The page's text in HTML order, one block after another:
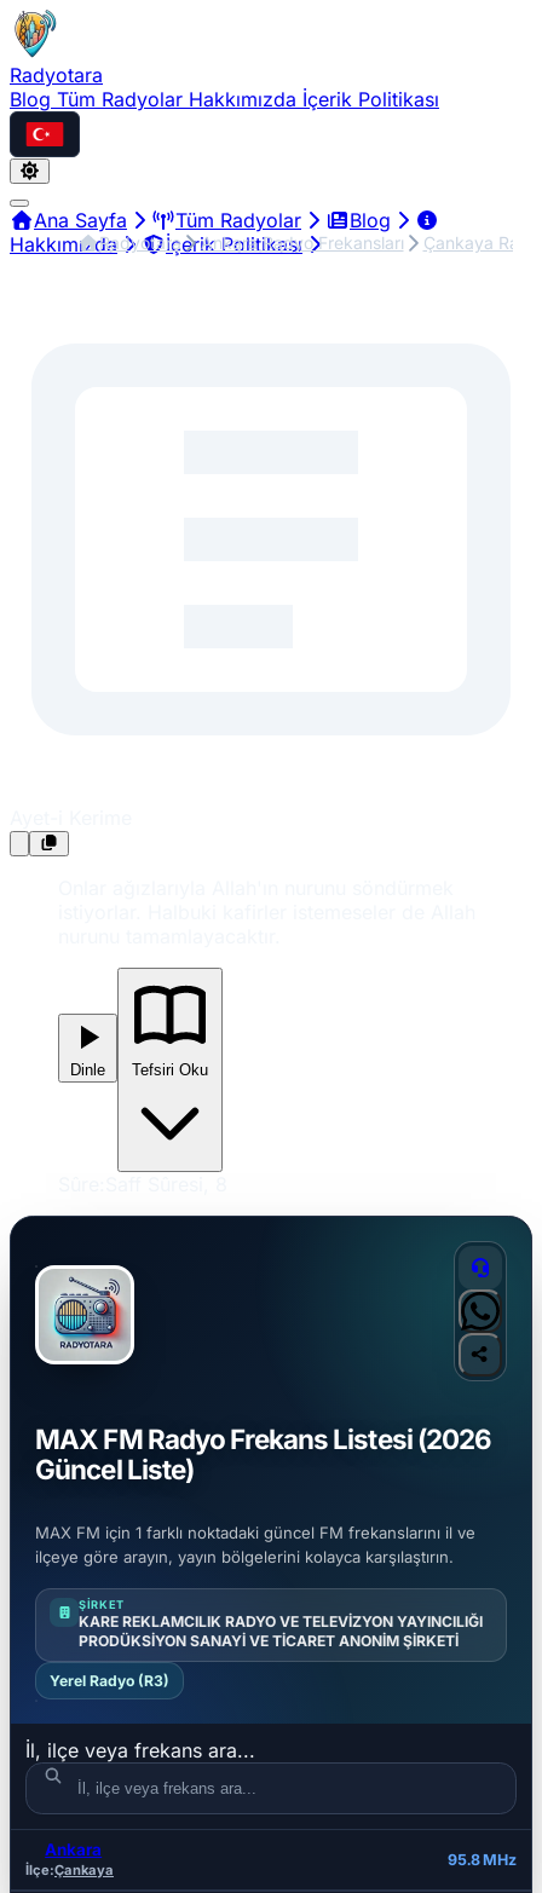
Radyotara
Blog Tüm Radyolar Hakkımızda İçerik Politikası
Türkçe
Ana Sayfa Tüm Radyolar
Blog
Hakkımızda
İçerik Politikası
Radyotara Ankara Radyo Frekansları Çankaya
Dinle
MAX FM Radyo Frekans Listesi (2026
Güncel Liste)
MAX FM için 1 farklı noktadaki güncel FM frekanslarını il ve
ilçeye göre arayın, yayın bölgelerini kolayca karşılaştırın.
ŞIRKET
KARE REKLAMCILIK RADYO VE TELEVİZYON YAYINCILIĞI
PRODÜKSİYON SANAYİ VE TİCARET ANONİM ŞİRKETİ
Yerel Radyo (R3)
İl, ilçe veya frekans ara...
İL
Ankara
İlçe:Çankaya
95.8 MHz